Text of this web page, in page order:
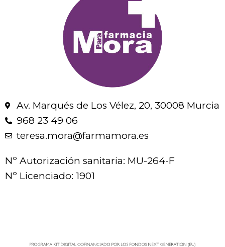
Av. Marqués de Los Vélez, 20, 30008 Murcia
968 23 49 06
teresa.mora@farmamora.es
Nº Autorización sanitaria: MU-264-F
Nº Licenciado: 1901